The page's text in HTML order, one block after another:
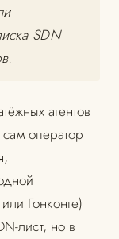
SDN
агентов
оператор
Гонконге)
лист, но в